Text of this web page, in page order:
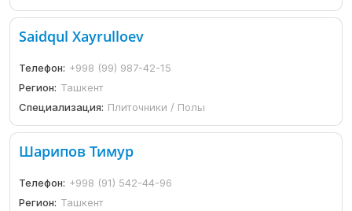
Saidqul Xayrulloev
Телефон: +998 (99) 987-42-15
Регион: Ташкент
Специализация: Плиточники / Полы
Шарипов Тимур
Телефон: +998 (91) 542-44-96
Регион: Ташкент